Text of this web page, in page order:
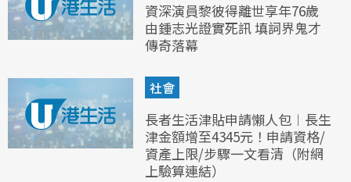
資深演員黎彼得離世享年76歲
由鍾志光證實死訊 填詞界鬼才
傳奇落幕
社會
長者生活津貼申請懶人包︱長生
津金額增至4345元！申請資格/
資產上限/步驟一文看清（附網
上驗算連結）